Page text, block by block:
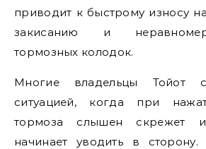
приводит к быстрому износу
закисанию и
тормозных колодок.
Многие владельцы Тойот
ситуацией, когда при
тормоза слышен скрежет
начинает уводить в